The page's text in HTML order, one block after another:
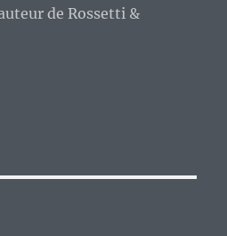
de Rossetti &